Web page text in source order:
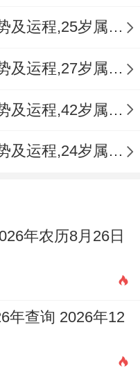
在正月家庭聚会时
、缩小缺点”,某位
来改善！
“完美对象”;幸好
方身份造假。记
位女企业家马
识新朋友~没想
.这个经历 告诉咱
花运！
1999年属兔女2024年运势及运程,25岁属兔人2024全年每月运势女性如何
1997年属牛女2024年运势及运程,27岁属牛人2024全年每月运势女性如何
1982年属狗女2024年运势及运程,42岁属狗人2024全年每月运势女性如何
2000年属龙女2024年运势及运程,24岁属龙人2024全年每月运势女性如何
年农历8月26日
年查询 2026年12